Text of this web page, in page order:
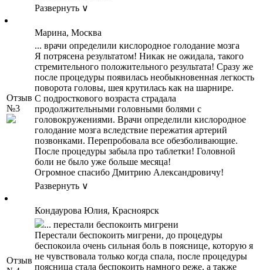
Развернуть ∨
Отзыв
№3
Марина, Москва
... врачи определили кислородное голодание мозга
Я потрясена результатом! Никак не ожидала, такого
стремительного положительного результата! Сразу же
после процедуры появилась необыкновенная легкость
поворота головы, шея крутилась как на шарнире.
С подросткового возраста страдала
продолжительными головными болями с
головокружениями. Врачи определили кислородное
голодание мозга вследствие пережатия артерий
позвонками. Перепробовала все обезболивающие.
После процедуры забыла про таблетки! Головной
боли не было уже больше месяца!
Огромное спасибо Дмитрию Александровичу!
Развернуть ∨
Отзыв
Кондаурова Юлия, Красноярск
... перестали беспокоить мигрени
Перестали беспокоить мигрени, до процедуры
беспокоила очень сильная боль в пояснице, которую я
не чувствовала только когда спала, после процедуры
поясница стала беспокоить намного реже, а также